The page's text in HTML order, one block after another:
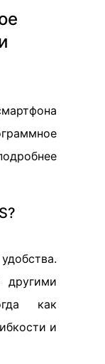
другими
как
и